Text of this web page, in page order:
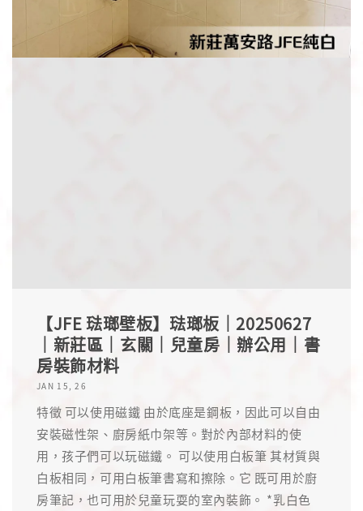
【JFE 琺瑯壁板】琺瑯板｜20250627
｜新莊區｜玄關｜兒童房｜辦公用｜書
房裝飾材料
JAN 15, 26
特徵 可以使用磁鐵 由於底座是鋼板，因此可以自由
安裝磁性架、廚房紙巾架等。對於內部材料的使
用，孩子們可以玩磁鐵。 可以使用白板筆 其材質與
白板相同，可用白板筆書寫和擦除。它 既可用於廚
房筆記，也可用於兒童玩耍的室內裝飾。 *乳白色